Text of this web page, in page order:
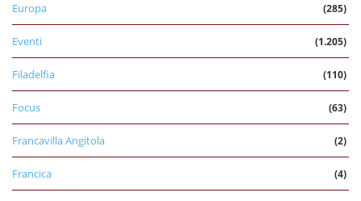
Europa (285)
Eventi (1.205)
Filadelfia (110)
Focus (63)
Francavilla Angitola (2)
Francica (4)